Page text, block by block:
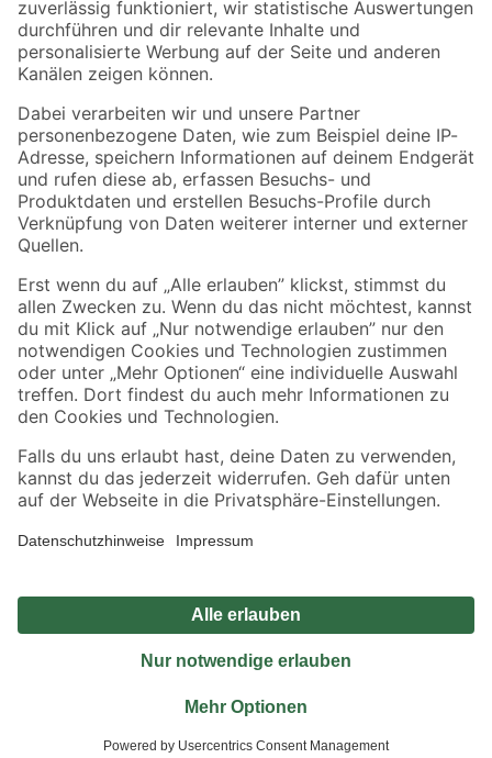
Zur Newsletter Anmeldung
Folge uns
Zahlungsarten Versandarten
Sicher einkaufen
Jetzt die toom-App herunterladen
Alle Preisangaben in EUR inkl. gesetzl. MwSt.. Die dargestellten Angebote sind unter
Umständen nicht in allen Märkten verfügbar. Die angegebenen Verfügbarkeiten beziehen
Produkte nur solange der Vorrat reicht.
*Paketversand ab 59 € versandkostenfrei, gilt nicht für Artikel mit Speditionsversand, hier
Privatsphäre Impressum
Nutzungsbedingungen
Widerrufsrecht
Vertrag widerrufen
© 2026 toom Baumarkt GmbH